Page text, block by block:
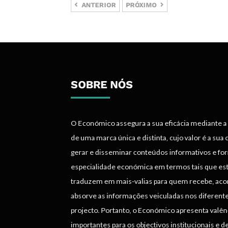
ANTERIOR PRÓXIMO
SOBRE NÓS
O Económico assegura a sua eficácia mediante
de uma marca única e distinta, cujo valor é a sua
gerar e disseminar conteúdos informativos e
especialidade económica em termos tais que
traduzem em mais-valias para quem recebe,
absorve as informações veiculadas nos
projecto. Portanto, o Económico apresenta
importantes para os objectivos institucionais e